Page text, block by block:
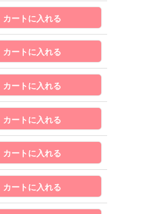
カートに入れる
カートに入れる
カートに入れる
カートに入れる
カートに入れる
カートに入れる